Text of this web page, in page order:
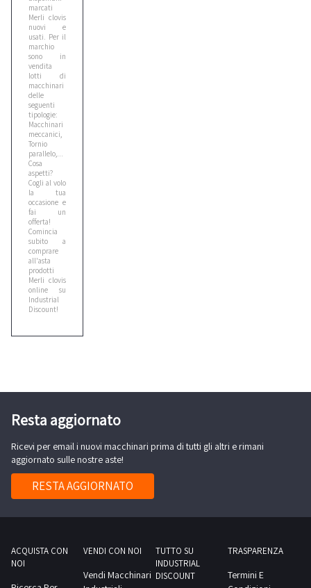
Bomag
3
6
Caterpillar
Cat
1
Cea
1
Cebora
marcati
Merli clovis
nuovi e
usati. Per il
marchio
sono in
vendita
lotti di
macchinari
delle
seguenti
tipologie:
Macchinari
meccanici,
Tornio
parallelo,...
Cosa
aspetti?
Cogli al volo
la tua
occasione e
fai un
offerta!
Comincia
subito a
comprare
all'asta
prodotti
Merli clovis
online su
Industrial
Discount!
Resta aggiornato
Ricevi per email i nuovi macchinari prima di tutti gli altri e rimani
aggiornato sulle nostre aste!
RESTA AGGIORNATO
ACQUISTA CON
NOI
VENDI CON NOI
Vendi Macchinari
TUTTO SU
INDUSTRIAL
DISCOUNT
TRASPARENZA
Termini E